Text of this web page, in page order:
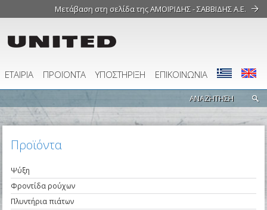
Μετάβαση στη σελίδα της ΑΜΟΙΡΙΔΗΣ - ΣΑΒΒΙΔΗΣ Α.Ε.
ΕΤΑΙΡΙΑ ΠΡΟΪΟΝΤΑ ΥΠΟΣΤΗΡΙΞΗ ΕΠΙΚΟΙΝΩΝΙΑ
Προϊόντα
Ψύξη
Φροντίδα ρούχων
Πλυντήρια πιάτων